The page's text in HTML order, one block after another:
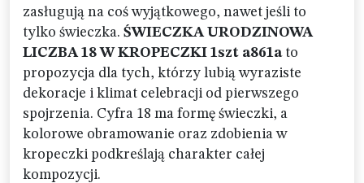
zasługują na coś wyjątkowego, nawet jeśli to
tylko świeczka. ŚWIECZKA URODZINOWA
LICZBA 18 W KROPECZKI 1szt a861ato
propozycja dla tych, którzy lubią wyraziste
dekoracje i klimat celebracji od pierwszego
spojrzenia. Cyfra 18 ma formę świeczki, a
kolorowe obramowanie oraz zdobienia w
kropeczki podkreślają charakter całej
kompozycji.